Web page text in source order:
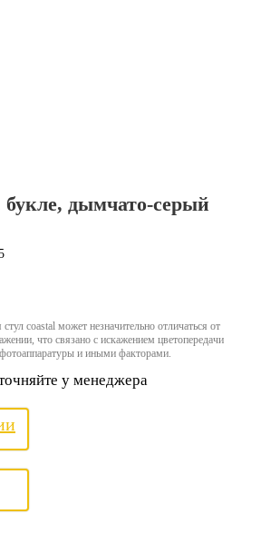
букле, дымчато-серый
coastal может незначительно отличаться от
что связано с искажением цветопередачи
и иными факторами.
у менеджера